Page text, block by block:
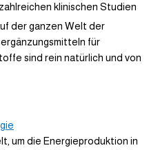
klinischen Studien
der ganzen Welt der
für
sind rein natürlich und von
um die Energieproduktion in